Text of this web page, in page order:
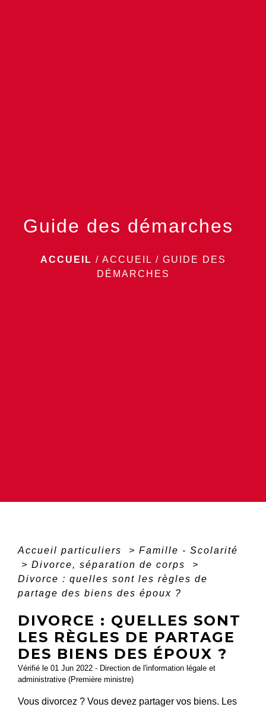
Guide des démarches
ACCUEIL / ACCUEIL / GUIDE DES
DÉMARCHES
Accueil particuliers > Famille - Scolarité
> Divorce, séparation de corps
>
Divorce : quelles sont les règles de
partage des biens des époux ?
DIVORCE : QUELLES SONT
LES RÈGLES DE PARTAGE
DES BIENS DES ÉPOUX ?
Vérifié le 01 Jun 2022 - Direction de l'information légale et
administrative (Première ministre)
Vous divorcez ? Vous devez partager vos biens. Les